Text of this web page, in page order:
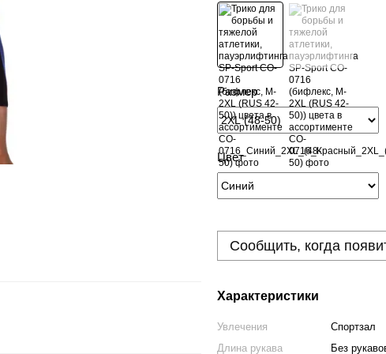
Размер
Цвет
Сообщить, когда
Характеристики
Увлечения
Спортзал
Длина рукава
Без